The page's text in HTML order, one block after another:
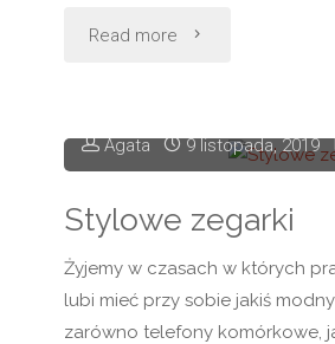
Read more "Jakie
do
wybierać?"
Agata 9 listopada, 2019
Stylowe zegarki
Żyjemy w czasach w których
lubi mieć przy sobie jakiś
zarówno telefony komórkowe,